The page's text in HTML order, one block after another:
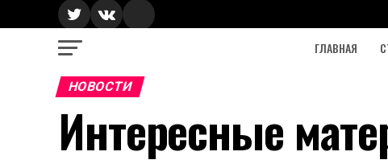
ГЛАВНАЯ
НОВОСТИ
Интересные